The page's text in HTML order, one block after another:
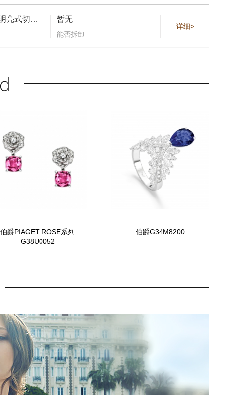
镶饰20颗明亮式切割美钻（约0.090克拉）和1颗标志性镶嵌明亮式切割美钻（约0.005克拉） 暂无
能否拆卸
详细>
伯爵PIAGET ROSE系列
G38U0052
伯爵G34M8200